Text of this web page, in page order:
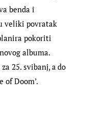
benda i
veliki povratak
pokoriti
albuma.
25. svibanj, a do
of Doom’.